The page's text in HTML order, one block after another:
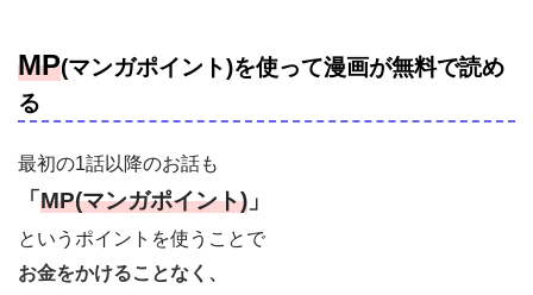
MP(マンガポイント)を使って漫画が無料で読め
る
最初の1話以降のお話も
「MP(マンガポイント) 」
というポイントを使うことで
お金をかけることなく、